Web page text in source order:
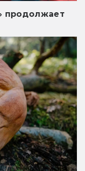
продолжает